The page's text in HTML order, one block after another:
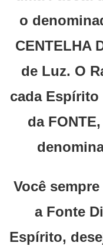
o
CENTELHA
de Luz. O
cada
da
Você
a Fonte
Espírito,